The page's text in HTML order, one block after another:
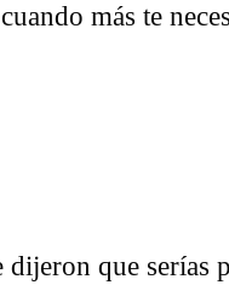
más te
dijeron que serías